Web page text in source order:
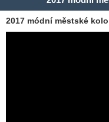
2017 módní městské